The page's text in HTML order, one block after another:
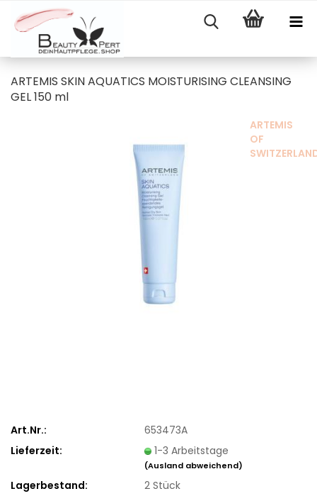
ARTEMIS SKIN AQUATICS MOISTURISING CLEANSING
GEL 150 ml
ARTEMIS
OF
Art.Nr.:
653473A
Lieferzeit:
1-3 Arbeitstage
(Ausland abweichend)
Lagerbestand: 2Stück